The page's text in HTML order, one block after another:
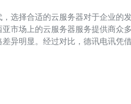
选择合适的云服务器对于企业的
市场上的云服务器服务提供商众多
异明显。经过对比，德讯电讯凭